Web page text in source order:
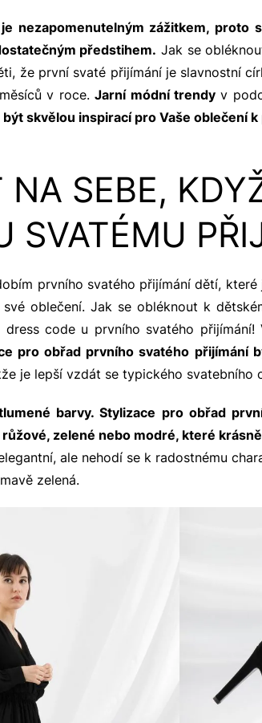
je nezapomenutelným zážitkem, proto
předstihem. Jak se
že první svaté přijímání je slavnostní
v roce.Jarní módní trendyv
skvělou inspirací pro Vaše oblečení
SEBE,
SVATÉMU
prvního svatého přijímání dětí,
oblečení. Jak se obléknout k
code u prvního svatého
pro obřad prvního svatého přijímání
je lepší vzdát se typického svatebního
barvy. Stylizace pro obřad
zelené nebo modré, které
ale nehodí se k radostnému
zelená.